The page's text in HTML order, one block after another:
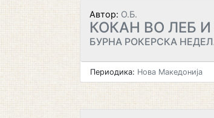
Автор: О.Б.
КОКАН ВО ЛЕБ
БУРНА РОКЕРСКА
Периодика: Нова Македонија